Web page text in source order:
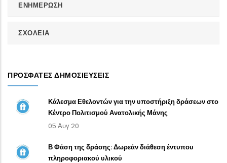
ΕΝΗΜΕΡΩΣΗ
ΣΧΟΛΕΙΑ
ΠΡΌΣΦΑΤΕΣ ΔΗΜΟΣΙΕΎΣΕΙΣ
Κάλεσμα Εθελοντών για την υποστήριξη δράσεων στο
Κέντρο Πολιτισμού Ανατολικής Μάνης
05 Αυγ 20
Β Φάση της δράσης: Δωρεάν διάθεση έντυπου
πληροφοριακού υλικού